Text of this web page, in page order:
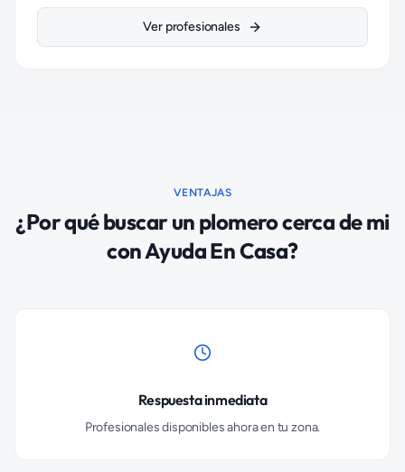
Ver profesionales
VENTAJAS
¿Por qué buscar un plomero cerca de mi
con Ayuda En Casa?
Respuesta inmediata
Profesionales disponibles ahora en tu zona.